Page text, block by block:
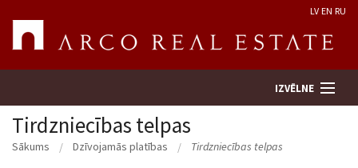
LV EN RU
IZVĒLNE
Tirdzniecības telpas
Sākums Dzīvojamās platības Tirdzniecības telpas